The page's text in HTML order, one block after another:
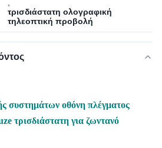
τρισδιάστατη ολογραφική
τηλεοπτική προβολή
συστημάτων οθόνη πλέγματος
τρισδιάστατη για ζωντανό